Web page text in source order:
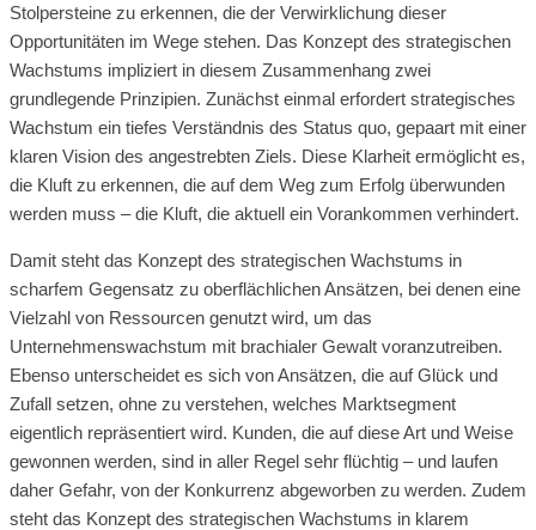
Stolpersteine zu erkennen, die der Verwirklichung dieser
Opportunitäten im Wege stehen. Das Konzept des strategischen
Wachstums impliziert in diesem Zusammenhang zwei
grundlegende Prinzipien. Zunächst einmal erfordert strategisches
Wachstum ein tiefes Verständnis des Status quo, gepaart mit einer
klaren Vision des angestrebten Ziels. Diese Klarheit ermöglicht es,
die Kluft zu erkennen, die auf dem Weg zum Erfolg überwunden
werden muss – die Kluft, die aktuell ein Vorankommen verhindert.
Damit steht das Konzept des strategischen Wachstums in
scharfem Gegensatz zu oberflächlichen Ansätzen, bei denen eine
Vielzahl von Ressourcen genutzt wird, um das
Unternehmenswachstum mit brachialer Gewalt voranzutreiben.
Ebenso unterscheidet es sich von Ansätzen, die auf Glück und
Zufall setzen, ohne zu verstehen, welches Marktsegment
eigentlich repräsentiert wird. Kunden, die auf diese Art und Weise
gewonnen werden, sind in aller Regel sehr flüchtig – und laufen
daher Gefahr, von der Konkurrenz abgeworben zu werden. Zudem
steht das Konzept des strategischen Wachstums in klarem